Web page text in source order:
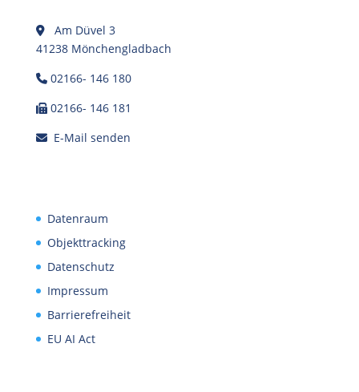
Am Düvel 3
41238 Mönchengladbach
02166- 146 180
02166- 146 181
E-Mail senden
Datenraum
Objekttracking
Datenschutz
Impressum
Barrierefreiheit
EU AI Act